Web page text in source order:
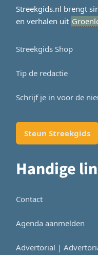
Streekgids.nl brengt
en verhalen uit
Streekgids Shop
Tip de redactie
Schrijf je in voor de
Steun Streekgids
Handige
Contact
Agenda aanmelden
Advertorial |